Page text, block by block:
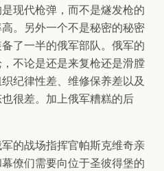
现代枪弹，而不是燧发枪的
。另外一个不是秘密的秘密
了一半的俄军部队。俄军的
不论是还是来复枪还是滑膛
纪律性差、维修保养差以及
很差。加上俄军糟糕的后
的战场指挥官帕斯克维奇亲
僚们需要向位于圣彼得堡的